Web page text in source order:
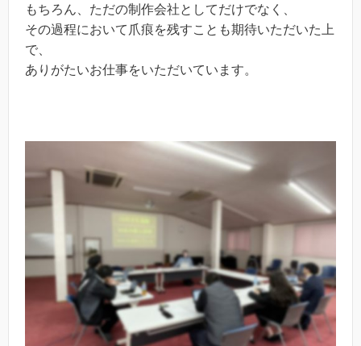
もちろん、ただの制作会社としてだけでなく、
その過程において爪痕を残すことも期待いただいた上
で、
ありがたいお仕事をいただいています。